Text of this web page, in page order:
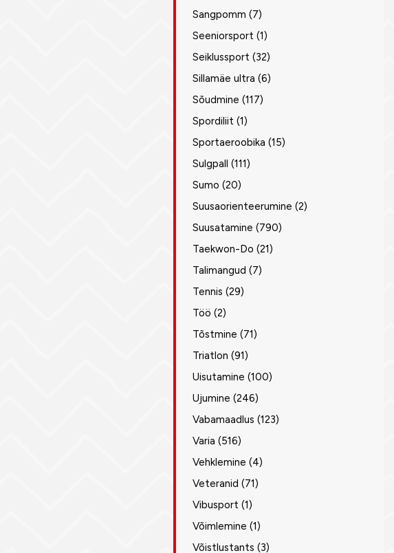
Sangpomm (7)
Seeniorsport (1)
Seiklussport (32)
Sillamäe ultra (6)
Sõudmine (117)
Spordiliit (1)
Sportaeroobika (15)
Sulgpall (111)
Sumo (20)
Suusaorienteerumine (2)
Suusatamine (790)
Taekwon-Do (21)
Talimangud (7)
Tennis (29)
Töö (2)
Tõstmine (71)
Triatlon (91)
Uisutamine (100)
Ujumine (246)
Vabamaadlus (123)
Varia (516)
Vehklemine (4)
Veteranid (71)
Vibusport (1)
Võimlemine (1)
Võistlustants (3)